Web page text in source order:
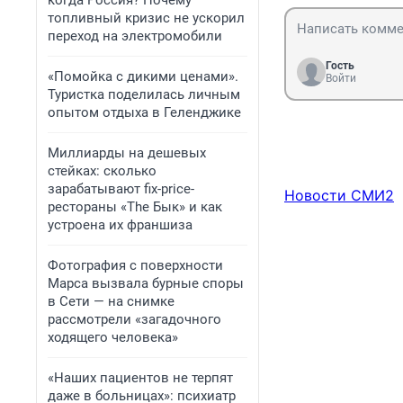
топливный кризис не ускорил
переход на электромобили
«Помойка с дикими ценами».
Туристка поделилась личным
опытом отдыха в Геленджике
Миллиарды на дешевых
стейках: сколько
зарабатывают fix-price-
рестораны «The Бык» и как
устроена их франшиза
Фотография с поверхности
Марса вызвала бурные споры
в Сети — на снимке
рассмотрели «загадочного
ходящего человека»
«Наших пациентов не терпят
даже в больницах»: психиатр
Гость
Войти
Новости СМИ2